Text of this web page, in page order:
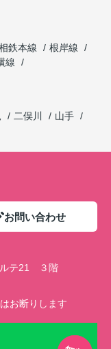
鉄本線
根岸線
線
二俣川
山手
お問い合わせ
ルテ21 ３階
お断りします